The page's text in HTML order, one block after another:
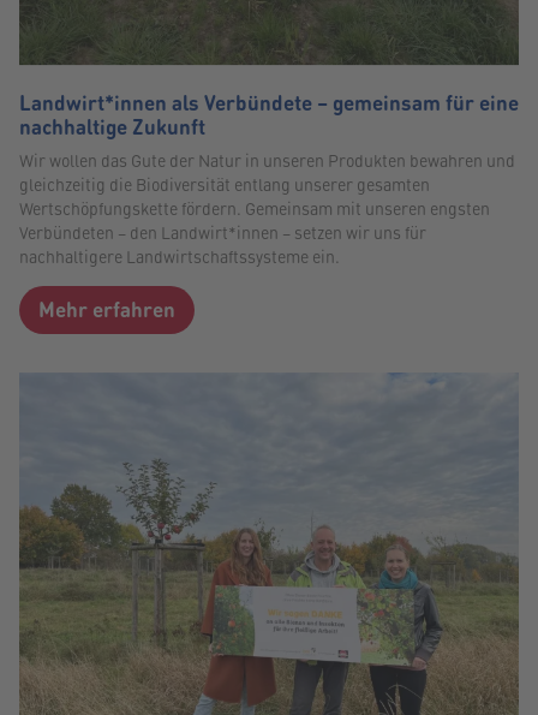
Landwirt*innen als Verbündete – gemeinsam für eine
nachhaltige Zukunft
Wir wollen das Gute der Natur in unseren Produkten bewahren und
gleichzeitig die Biodiversität entlang unserer gesamten
Wertschöpfungskette fördern. Gemeinsam mit unseren engsten
Verbündeten – den Landwirt*innen – setzen wir uns für
nachhaltigere Landwirtschaftssysteme ein.
Mehr erfahren